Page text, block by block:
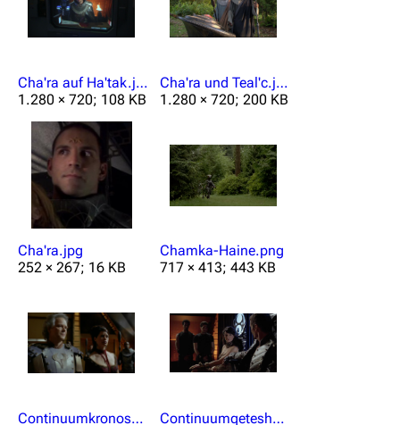
Cha'ra auf Ha'tak.jpg
1.280 × 720; 108 KB
Cha'ra und Teal'c.jpg
1.280 × 720; 200 KB
Cha'ra.jpg
252 × 267; 16 KB
Chamka-Haine.png
717 × 413; 443 KB
Continuumkronosnirrti.jpg
Continuumqeteshbaal.jpg